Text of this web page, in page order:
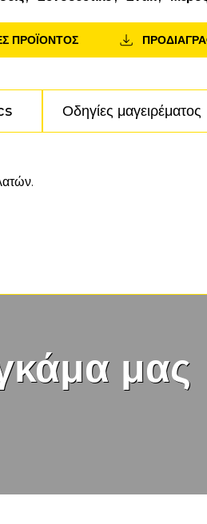
ΠΡΟΪΌΝΤΟΣ
Οδηγίες μαγειρέματος
μας